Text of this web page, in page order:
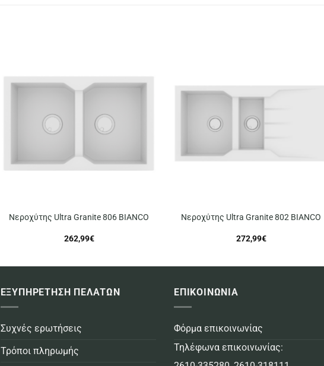
Νεροχύτης Ultra Granite 806 BIANCO
262,99€
Νεροχύτης Ultra Granite 802 BIANCO
272,99€
ΕΞΥΠΗΡΕΤΗΣΗ ΠΕΛΑΤΩΝ
Συχνές ερωτήσεις
Τρόποι πληρωμής
ΕΠΙΚΟΙΝΩΝΙΑ
Φόρμα επικοινωνίας
Τηλέφωνα επικοινωνίας: